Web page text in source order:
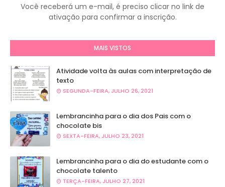
Você receberá um e-mail, é preciso clicar no link de
ativação para confirmar a inscrição.
MAIS VISTOS
Atividade volta às aulas com interpretação de
texto
SEGUNDA-FEIRA, JULHO 26, 2021
Lembrancinha para o dia dos Pais com o
chocolate bis
SEXTA-FEIRA, JULHO 23, 2021
Lembrancinha para o dia do estudante com o
chocolate talento
TERÇA-FEIRA, JULHO 27, 2021